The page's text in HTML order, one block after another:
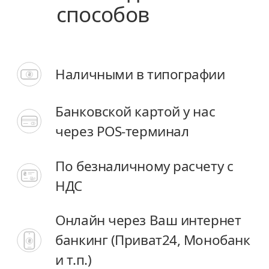
способов
Наличными в типографии
Банковской картой у нас
через POS-терминал
По безналичному расчету с
НДС
Онлайн через Ваш интернет
банкинг (Приват24, Монобанк
и т.п.)
способов
Наличными в типографии
Банковской картой у нас
через POS-терминал
По безналичному расчету с
НДС
Онлайн через Ваш интернет
банкинг (Приват24, Монобанк
и т.п.)